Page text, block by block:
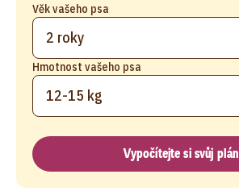
Věk vašeho psa
2 roky
Hmotnost vašeho psa
12-15 kg
Vypočítejte si svůj plán